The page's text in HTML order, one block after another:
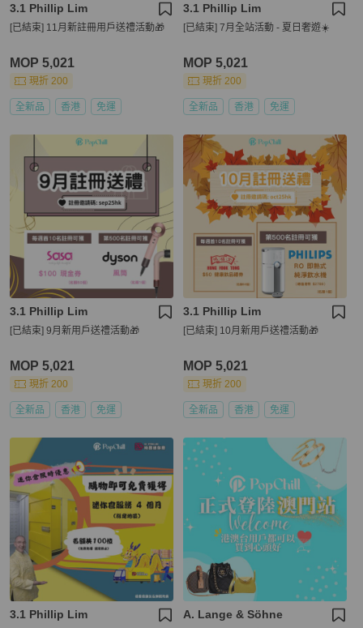
3.1 Phillip Lim
[已結束] 11月新註冊用戶送禮活動🎁
MOP 5,021
現折 200
全新品 香港 免運
3.1 Phillip Lim
[已結束] 7月全站活動 - 夏日奢遊☀️
MOP 5,021
現折 200
全新品 香港 免運
3.1 Phillip Lim
[已結束] 9月新用戶送禮活動🎁
MOP 5,021
現折 200
全新品 香港 免運
3.1 Phillip Lim
[已結束] 10月新用戶送禮活動🎁
MOP 5,021
現折 200
全新品 香港 免運
3.1 Phillip Lim A. Lange & Söhne